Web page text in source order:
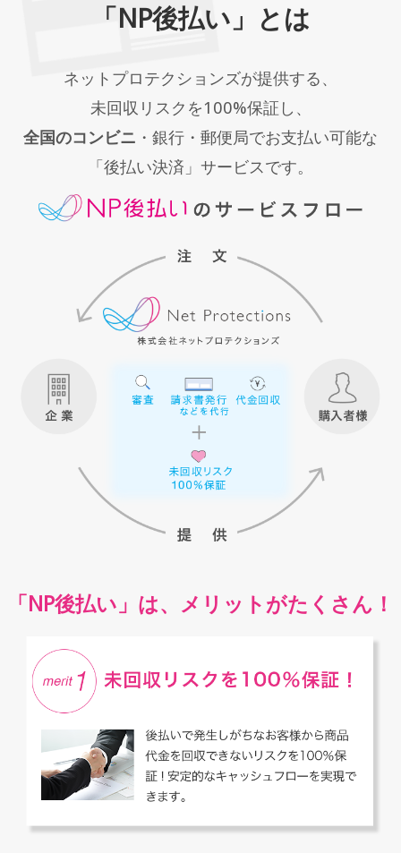
「NP後払い」とは
ネットプロテクションズが提供する、
未回収リスクを100%保証し、
全国のコンビニ ・銀行・郵便局でお支払い可能な
「後払い決済」サービスです。
「NP後払い」は、メリットがたくさん！